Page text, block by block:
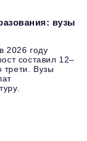
вузы
2026 году
составил 12–
трети. Вузы